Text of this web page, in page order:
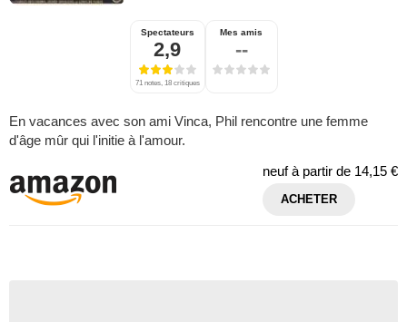
Spectateurs
2,9
71 notes, 18 critiques
Mes amis
--
En vacances avec son ami Vinca, Phil rencontre une femme
d'âge mûr qui l'initie à l'amour.
neuf à partir de 14,15 €
ACHETER